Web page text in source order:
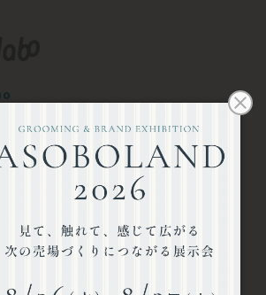
大阪市西区江戸堀1-23-11 6F
・祝日
す
ム